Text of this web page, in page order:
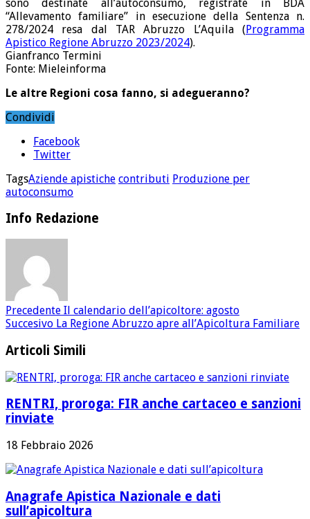
sono destinate all’autoconsumo, registrate in BDA
“Allevamento familiare” in esecuzione della Sentenza n.
278/2024 resa dal TAR Abruzzo L’Aquila (Programma
Apistico Regione Abruzzo 2023/2024).
Gianfranco Termini
Fonte: Mieleinforma
Le altre Regioni cosa fanno, si adegueranno?
Condividi
Facebook
Twitter
TagsAziende apistiche contributi Produzione per
autoconsumo
Info Redazione
Precedente Il calendario dell’apicoltore: agosto
Succesivo La Regione Abruzzo apre all’Apicoltura Familiare
Articoli Simili
RENTRI, proroga: FIR anche cartaceo e sanzioni
rinviate
18 Febbraio 2026
Anagrafe Apistica Nazionale e dati
sull’apicoltura